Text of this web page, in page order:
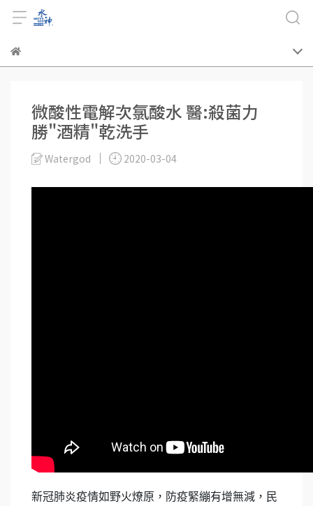
微酸性電解次氯酸水 醫:殺菌力
勝"酒精"乾洗手
Watergod 2020-03-04
新冠肺炎疫情如野火燎原，防疫緊繃有增無減，民